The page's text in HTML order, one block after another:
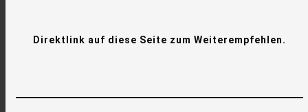
Direktlink auf diese Seite zum Weiterempfehlen.